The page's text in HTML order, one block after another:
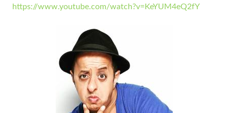
https://www.youtube.com/watch?v=KeYUM4eQ2fY